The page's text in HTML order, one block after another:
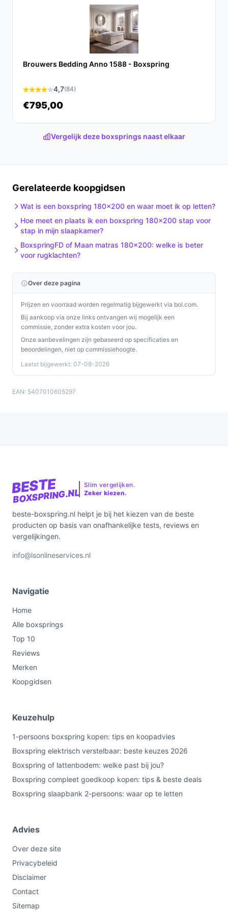
kwaliteit en stijl in de slaapkamer. Met zijn duurzame
materialen en slimme ontwerp biedt deze boxspring
alles wat je nodig hebt voor een goede nachtrust.
Ontdek alle specificaties en vergelijk prijzen op beste-
boxspring.nl. Kies bewust wat perfect past bij jouw
Brouwers Bedding Anno 1588 - Boxspring
4,7(84)
€795,00
Vergelijk deze boxsprings naast elkaar
Gerelateerde koopgidsen
Wat is een boxspring 180x200 en waar moet ik op letten?
Hoe meet en plaats ik een boxspring 180x200 stap voor
stap in mijn slaapkamer?
BoxspringFD of Maan matras 180x200: welke is beter
voor rugklachten?
Over deze pagina
Prijzen en voorraad worden regelmatig bijgewerkt via bol.com.
Bij aankoop via onze links ontvangen wij mogelijk een
commissie, zonder extra kosten voor jou.
Onze aanbevelingen zijn gebaseerd op specificaties en
beoordelingen, niet op commissiehoogte.
Laatst bijgewerkt: 07-08-2026
EAN: 5407010605297
BESTE
BOXSPRING.NL
Slim vergelijken.
Zeker kiezen.
beste-boxspring.nl helpt je bij het kiezen van de beste
producten op basis van onafhankelijke tests, reviews en
vergelijkingen.
info@lsonlineservices.nl
Navigatie
Home
Alle boxsprings
Top 10
Reviews
Merken
Koopgidsen
Keuzehulp
1-persoons boxspring kopen: tips en koopadvies
Boxspring elektrisch verstelbaar: beste keuzes 2026
Boxspring of lattenbodem: welke past bij jou?
Boxspring compleet goedkoop kopen: tips & beste deals
Boxspring slaapbank 2-persoons: waar op te letten
Advies
Over deze site
Privacybeleid
Disclaimer
Contact
Sitemap